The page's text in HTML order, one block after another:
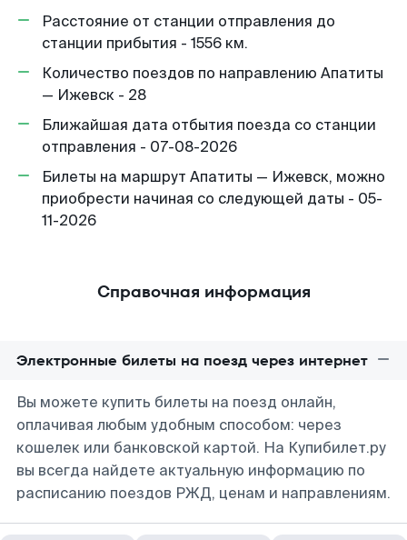
Расстояние от станции отправления до
станции прибытия - 1556 км.
Количество поездов по направлению Апатиты
— Ижевск - 28
Ближайшая дата отбытия поезда со станции
отправления - 07-08-2026
Билеты на маршрут Апатиты — Ижевск, можно
приобрести начиная со следующей даты - 05-
11-2026
Справочная информация
Электронные билеты на поезд через интернет
Вы можете купить билеты на поезд онлайн,
оплачивая любым удобным способом: через
кошелек или банковской картой. На Купибилет.ру
вы всегда найдете актуальную информацию по
расписанию поездов РЖД, ценам и направлениям.